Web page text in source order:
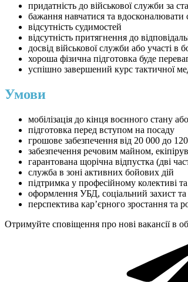
придатність до військової служби за
бажання навчатися та вдосконалювати
відсутність судимостей
відсутність притягнення до
досвід військової служби або участі в
хороша фізична підготовка буде
успішно завершений курс тактичної
Умови
мобілізація до кінця воєнного стану
підготовка перед вступом на посаду
грошове забезпечення від 20 000 до
забезпечення речовим майном,
гарантована щорічна відпустка (дві
служба в зоні активних бойових дій
підтримка у професійному колективі
оформлення УБД, соціальний захист та
перспектива кар’єрного зростання та
Отримуйте сповіщення про нові вакансії в